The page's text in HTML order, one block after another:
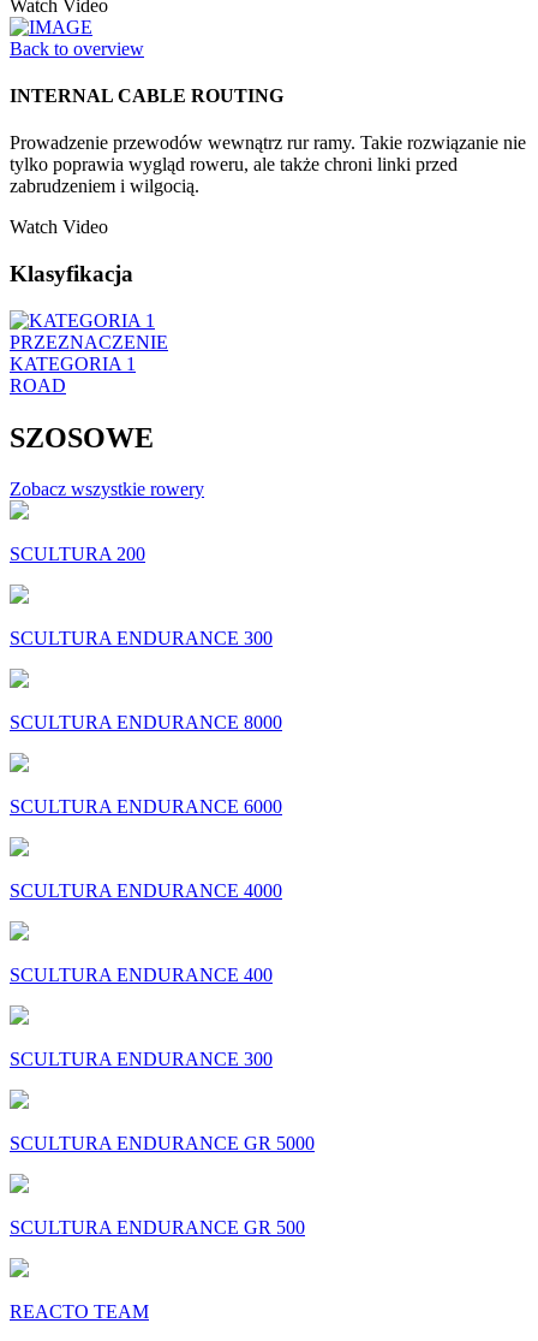
Watch Video
Back to overview
INTERNAL CABLE ROUTING
Prowadzenie przewodów wewnątrz rur ramy. Takie rozwiązanie nie
tylko poprawia wygląd roweru, ale także chroni linki przed
zabrudzeniem i wilgocią.
Watch Video
Klasyfikacja
PRZEZNACZENIE
KATEGORIA 1
ROAD
SZOSOWE
Zobacz wszystkie rowery
SCULTURA 200
SCULTURA ENDURANCE 300
SCULTURA ENDURANCE 8000
SCULTURA ENDURANCE 6000
SCULTURA ENDURANCE 4000
SCULTURA ENDURANCE 400
SCULTURA ENDURANCE 300
SCULTURA ENDURANCE GR 5000
SCULTURA ENDURANCE GR 500
REACTO TEAM